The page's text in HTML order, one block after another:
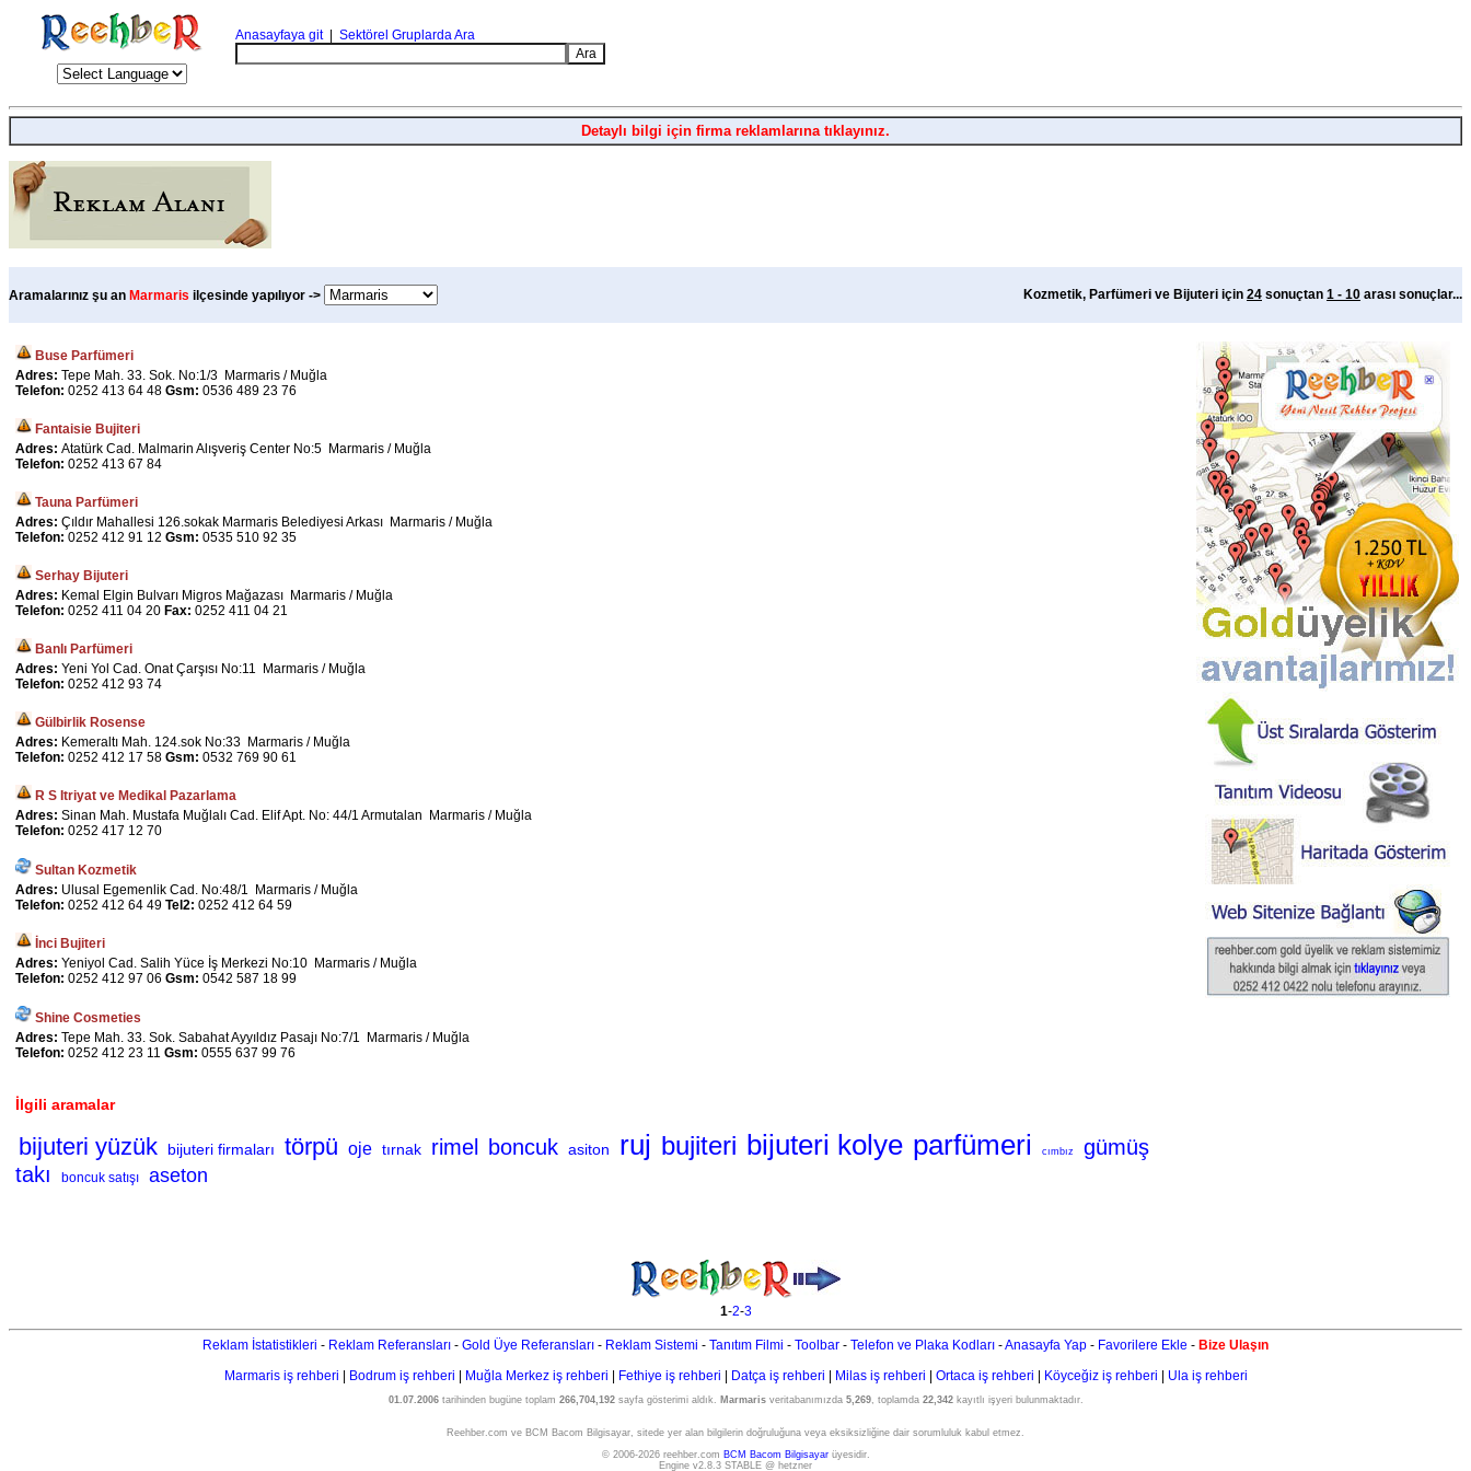
Anasayfaya git| Sektörel Gruplarda Ara
Detaylı bilgi için firma reklamlarına tıklayınız.
Aramalarınız şu an Marmaris ilçesinde yapılıyor -> Kozmetik, Parfümeri ve Bijuteri için 24 sonuçtan 1 - 10 arası sonuçlar...
Buse Parfümeri
Adres: Tepe Mah. 33. Sok. No:1/3 Marmaris / Muğla
Telefon: 0252 413 64 48 Gsm: 0536 489 23 76
Fantaisie Bujiteri
Adres: Atatürk Cad. Malmarin Alışveriş Center No:5 Marmaris / Muğla
Telefon: 0252 413 67 84
Tauna Parfümeri
Adres: Çıldır Mahallesi 126.sokak Marmaris Belediyesi Arkası Marmaris / Muğla
Telefon: 0252 412 91 12 Gsm: 0535 510 92 35
Serhay Bijuteri
Adres: Kemal Elgin Bulvarı Migros Mağazası Marmaris / Muğla
Telefon: 0252 411 04 20 Fax: 0252 411 04 21
Banlı Parfümeri
Adres: Yeni Yol Cad. Onat Çarşısı No:11 Marmaris / Muğla
Telefon: 0252 412 93 74
Gülbirlik Rosense
Adres: Kemeraltı Mah. 124.sok No:33 Marmaris / Muğla
Telefon: 0252 412 17 58 Gsm: 0532 769 90 61
R S Itriyat ve Medikal Pazarlama
Adres: Sinan Mah. Mustafa Muğlalı Cad. Elif Apt. No: 44/1 Armutalan Marmaris / Muğla
Telefon: 0252 417 12 70
Sultan Kozmetik
Adres: Ulusal Egemenlik Cad. No:48/1 Marmaris / Muğla
Telefon: 0252 412 64 49 Tel2: 0252 412 64 59
İnci Bujiteri
Adres: Yeniyol Cad. Salih Yüce İş Merkezi No:10 Marmaris / Muğla
Telefon: 0252 412 97 06 Gsm: 0542 587 18 99
Shine Cosmeties
Adres: Tepe Mah. 33. Sok. Sabahat Ayyıldız Pasajı No:7/1 Marmaris / Muğla
Telefon: 0252 412 23 11 Gsm: 0555 637 99 76
İlgili aramalar
bijuteri yüzük bijuteri firmaları törpü oje tırnak rimel boncuk asiton ruj bujiteri bijuteri kolye parfümeri cımbız
gümüş
takı
boncuk satışı aseton
1-2-3
Reklam İstatistikleri - Reklam Referansları - Gold Üye Referansları - Reklam Sistemi - Tanıtım Filmi - Toolbar - Telefon ve Plaka Kodları -Anasayfa Yap - Favorilere Ekle - Bize Ulaşın
Marmaris iş rehberi
Bodrum iş rehberi Muğla Merkez iş rehberi Fethiye iş rehberi Datça iş rehberi Milas iş rehberi Ortaca iş rehberi Köyceğiz iş rehberi Ula iş rehberi
01.07.2006tarihinden bugüne toplam 266,704,192sayfa gösterimi aldık. Marmarisveritabanımızda 5,269, toplamda 22,342kayıtlı işyeri bulunmaktadır.
Reehber.com ve BCM Bacom Bilgisayar, sitede yer alan bilgilerin doğruluğuna veya eksiksizliğine dair sorumluluk kabul etmez.
© 2006-2026 reehber.com BCM Bacom Bilgisayarüyesidir.
Engine v2.8.3 STABLE @ hetzner